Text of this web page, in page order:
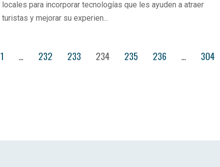
locales para incorporar tecnologías que les ayuden a atraer
turistas y mejorar su experien...
1 … 232 233 234 235 236 … 304